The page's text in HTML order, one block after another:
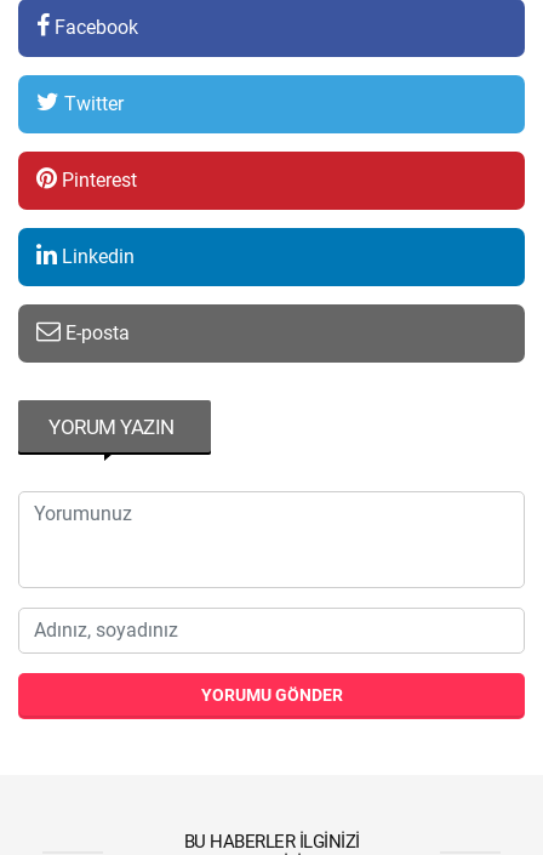
Facebook
Twitter
Pinterest
Linkedin
E-posta
YORUM YAZIN
YORUMU GÖNDER
BU HABERLER İLGINIZI